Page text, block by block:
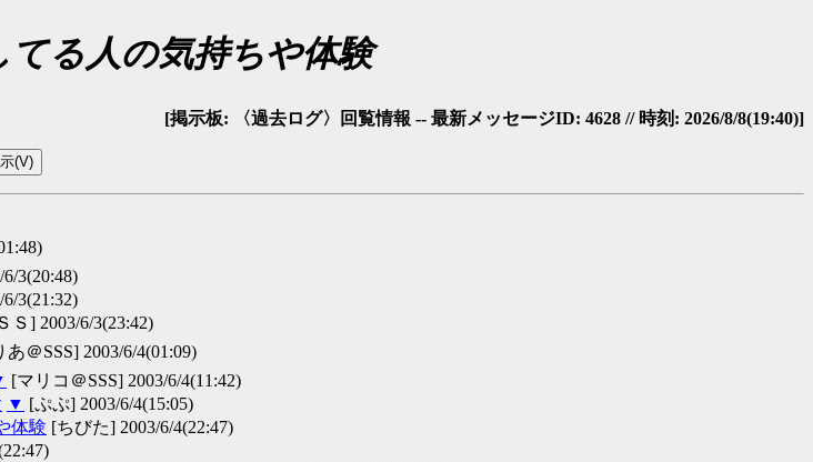
てる人の気持ちや体験
[掲示板: 〈過去ログ〉回覧情報 -- 最新メッセージID: 4628 // 時刻: 2026/8/8(19:40)]
3(20:48)
3(21:32)
Ｓ] 2003/6/3(23:42)
あ＠SSS] 2003/6/4(01:09)
[マリコ＠SSS] 2003/6/4(11:42)
▼ [ぷぷ] 2003/6/4(15:05)
体験 [ちびた] 2003/6/4(22:47)